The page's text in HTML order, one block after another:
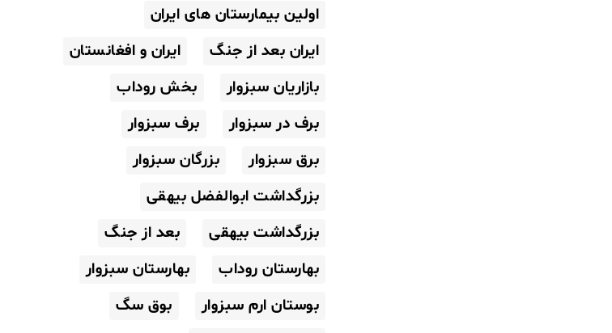
اولین بیمارستان های ایران
ایران بعد از جنگ
ایران و افغانستان
بازاریان سبزوار
بخش روداب
برف در سبزوار
برف سبزوار
برق سبزوار
بزرگان سبزوار
بزرگداشت ابوالفضل بیهقی
بزرگداشت بیهقی
بعد از جنگ
بهارستان روداب
بهارستان سبزوار
بوستان ارم سبزوار
بوق سگ